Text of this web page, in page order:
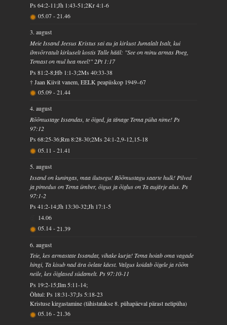
Ps 64:2-11;Jh 1:43-51;2Kr 4:1-6
05.07-21.46
3. august
Meie Issand Jeesus Kristus sai au ja kirkust Jumalalt Isalt, kui
ilmvõrratult kirkuselt kostis Talle hääl: "See on minu armas Poeg,
Temast on mul hea meel!" 2Pt 1:17
Ps 81:2-8;Hb 1:1-3;2Ms 40:33-38
† Jaan Kiivit vanem, EELK peapiiskop 1949–67
05.09-21.44
4. august
Rõõmustage Issandas, te õiged, ja tänage Tema püha nime! Ps
97:12
Ps 68:25-36;Rm 8:28-30;2Ms 24:1-2,9-12,15-18
05.11 -21.41
5. august
Issand on kuningas, maa ilutsegu! Rõõmustagu saarte hulk! Pilved
ja pimedus on Tema ümber, õigus ja õiglus on Ta aujärje alus. Ps
97:1-2
Ps 41:2-14;Jh 13:30-32;Jh 17:1-5
14.06
05.14-21.39
6. august
Teie, kes armastate Issandat, vihake kurja! Tema hoiab oma vagade
hingi, Ta kisub nad ära õelate käest. Valgus koidab õigele ja rõõm
neile, kes õiglased südamelt. Ps 97:10-11
Ps 19:2-15;Ilm 5:11-14;
Õhtul: Ps 18:31-37;Js 5:18-23
Kristuse kirgastamine (tähistatakse 8. pühapäeval pärast nelipüha)
05.16-21.36